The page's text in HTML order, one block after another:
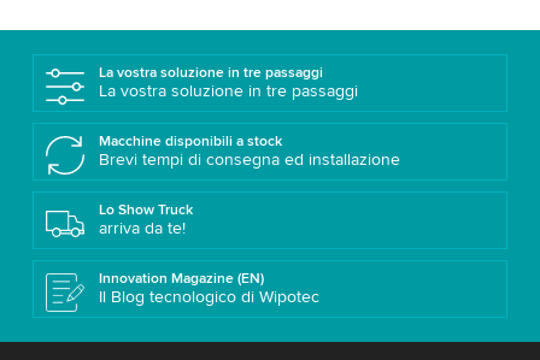
La vostra soluzione in tre passaggi
La vostra soluzione in tre passaggi
Macchine disponibili a stock
Brevi tempi di consegna ed installazione
Lo Show Truck
arriva da te!
Innovation Magazine (EN)
Il Blog tecnologico di Wipotec